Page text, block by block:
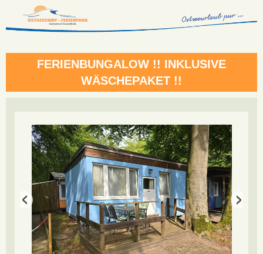
FERIENBUNGALOW !! INKLUSIVE
WÄSCHEPAKET !!